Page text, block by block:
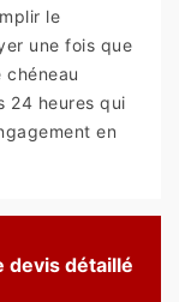
le
une fois que
24 heures qui
en
devis détaillé